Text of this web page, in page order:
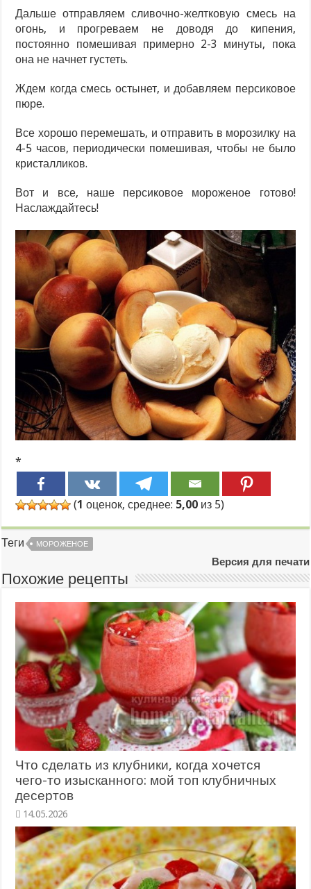
Дальше отправляем сливочно-желтковую смесь на
огонь, и прогреваем не доводя до кипения,
постоянно помешивая примерно 2-3 минуты, пока
она не начнет густеть.
Ждем когда смесь остынет, и добавляем персиковое
пюре.
Все хорошо перемешать, и отправить в морозилку на
4-5 часов, периодически помешивая, чтобы не было
кристалликов.
Вот и все, наше персиковое мороженое готово!
Наслаждайтесь!
*
(1 оценок, среднее: 5,00 из 5)
Теги МОРОЖЕНОЕ
Версия для печати
Похожие рецепты
Что сделать из клубники, когда хочется
чего-то изысканного: мой топ клубничных
десертов
14.05.2026